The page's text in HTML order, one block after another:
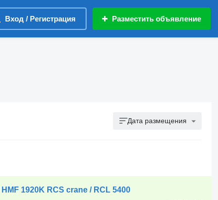
Вход / Регистрация Разместить объявление
Дата размещения
1920K RCS crane / RCL 5400